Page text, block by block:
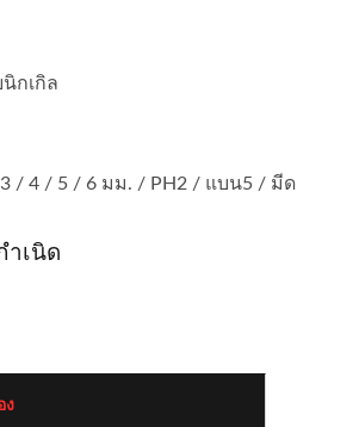
กเกิล
/ 4 / 5 / 6 มม. / PH2 / แบน5 / มีด
ำเนิด
ง